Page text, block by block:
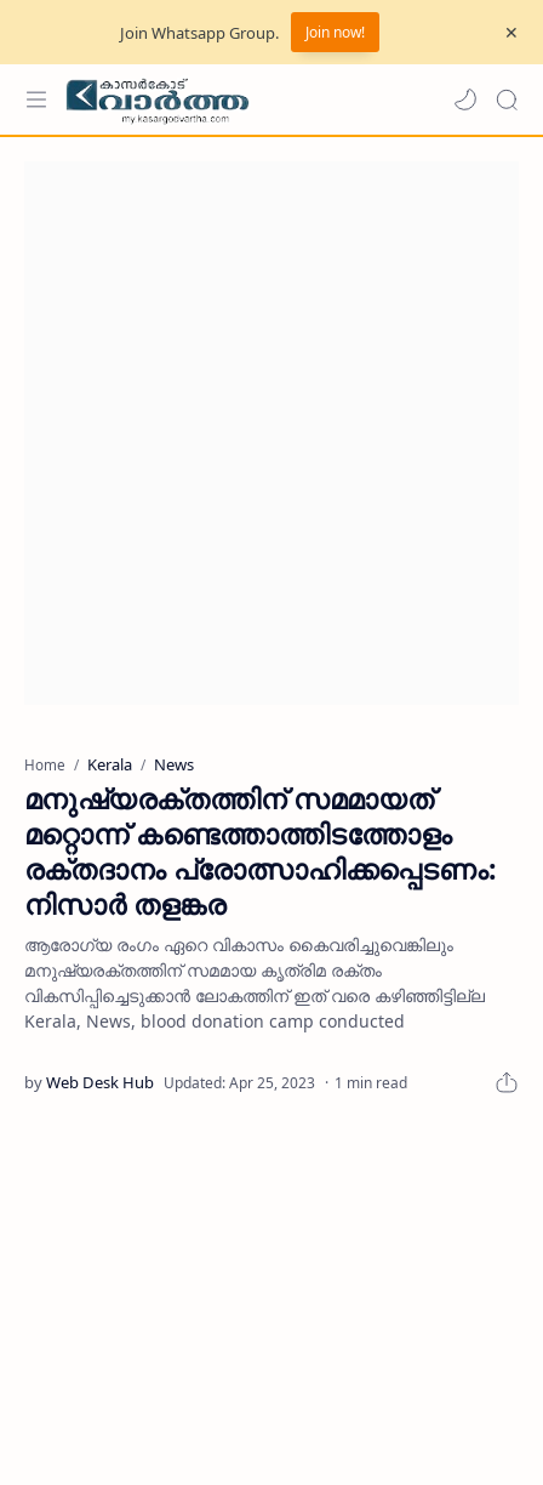
Join Whatsapp Group. Join now!
Home Kerala News
മനുഷ്യരക്തത്തിന് സമമായത്
മറ്റൊന്ന് കണ്ടെത്താത്തിടത്തോളം
രക്തദാനം പ്രോത്സാഹിക്കപ്പെടണം:
നിസാര്‍ തളങ്കര
ആരോഗ്യ രംഗം ഏറെ വികാസം കൈവരിച്ചുവെങ്കിലും
മനുഷ്യരക്തത്തിന് സമമായ കൃത്രിമ രക്തം
വികസിപ്പിച്ചെടുക്കാന്‍ ലോകത്തിന് ഇത് വരെ കഴിഞ്ഞിട്ടില്ല
Kerala, News, blood donation camp conducted
1 min read